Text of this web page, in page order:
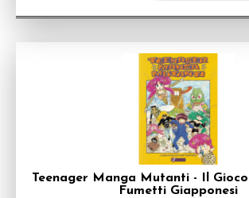
Teenager Manga Mutanti - Il
Fumetti Giapponesi